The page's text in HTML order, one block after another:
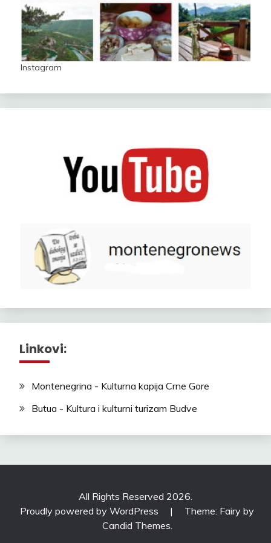
Instagram
Linkovi:
Montenegrina - Kulturna kapija Crne Gore
Butua - Kultura i kulturni turizam Budve
All Rights Reserved 2026.
Proudly powered by WordPress
|
Theme: Fairy by
Candid Themes.